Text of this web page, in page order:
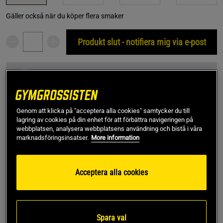
Gäller också när du köper flera smaker
Produkt slut - notifiera mig via e-post
SKU #A1116-94| EAN7350023030915
Elexir Pharma uppdaterar successivt sin design. Under en
övergångsperiod kan förpackningen därför variera mellan
Recensioner(6) Näring & Ingredienser
Genom att klicka på "acceptera alla cookies" samtycker du till
lagring av cookies på din enhet för att förbättra navigeringen på
webbplatsen, analysera webbplatsens användning och bistå i våra
marknadsföringsinsatser. More information
Acceptera alla cookies
Spara val